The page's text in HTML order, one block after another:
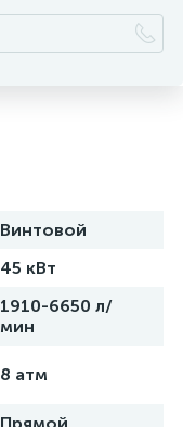
Винтовой
45 кВт
1910-6650 л/
мин
8 атм